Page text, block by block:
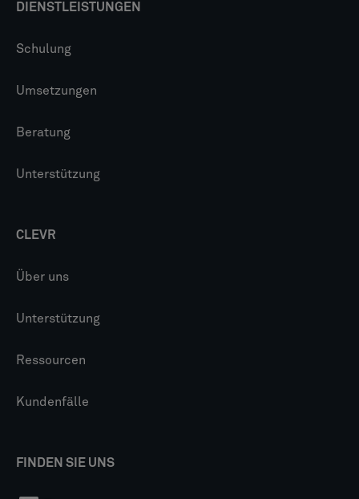
DIENSTLEISTUNGEN
Schulung
Umsetzungen
Beratung
Unterstützung
CLEVR
Über uns
Unterstützung
Ressourcen
Kundenfälle
FINDEN SIE UNS